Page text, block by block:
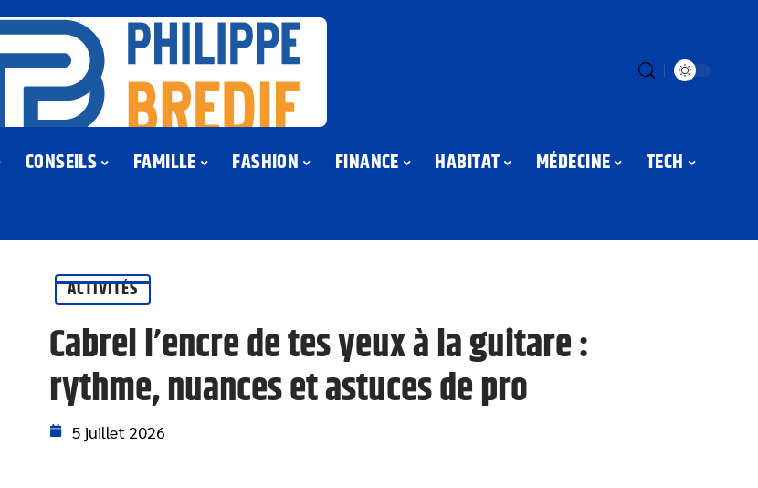
CONSEILS FAMILLE FASHION FINANCE HABITAT MÉDECINE TECH
ACTIVITÉS
Cabrel l’encre de tes yeux à la guitare :
rythme, nuances et astuces de pro
5 juillet 2026